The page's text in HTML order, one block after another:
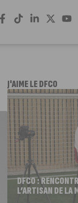
J'AIME LE DFCO
DFCO :
L’ARTISAN DE LA